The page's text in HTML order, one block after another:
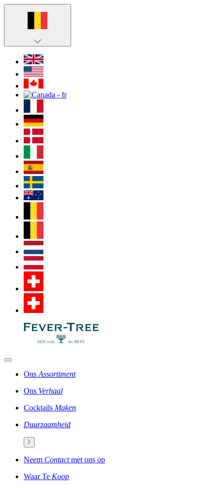
Ons Assortiment
Ons Verhaal
Cocktails Maken
Duurzaamheid
Neem Contactmet ons op
Waar Te Koop